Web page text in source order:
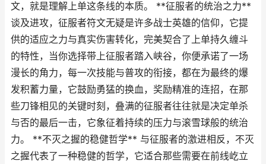
文，就是理解上单这条线的本质。 **征服者的统治之力**
谈及进攻，征服者符文无疑是许多战士英雄的信仰，它提
供的适应之力与真实伤害转化，完美契合了上单持久缠斗
的特性，当你选择带上征服者踏入峡谷，你便承诺了一场
漫长的角力，每一次技能与普攻的衔接，都在为最终的爆
发积蓄力量，它鼓励勇猛的换血，奖励精准的连招，在那
些刀锋相见的关键时刻，叠满的征服者往往就是决定单杀
与否的最后一击，它象征着持续的压力与滚雪球般的统治
力。 **不灭之握的稳健哲学** 与征服者的激进相反，不灭
之握代表了一种稳健的哲学，它适合那些需要在前线屹立